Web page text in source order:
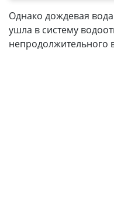
Однако дождевая
ушла в систему
непродолжительного